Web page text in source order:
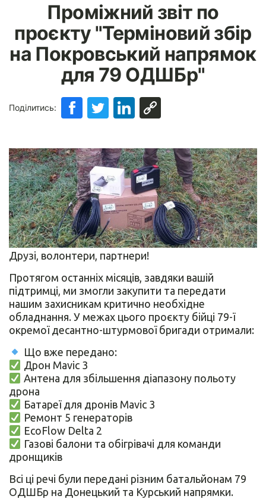
Проміжний звіт по
проєкту "Терміновий збір
на Покровський напрямок
для 79 ОДШБр"
Поділитись:
Друзі, волонтери, партнери!
Протягом останніх місяців, завдяки вашій
підтримці, ми змогли закупити та передати
нашим захисникам критично необхідне
обладнання. У межах цього проєкту бійці 79-ї
окремої десантно-штурмової бригади отримали:
Що вже передано:
Дрон Mavic 3
Антена для збільшення діапазону польоту
дрона
Батареї для дронів Mavic 3
Ремонт 5 генераторів
EcoFlow Delta 2
Газові балони та обігрівачі для команди
дронщиків
Всі ці речі були передані різним батальйонам 79
ОДШБр на Донецький та Курський напрямки.